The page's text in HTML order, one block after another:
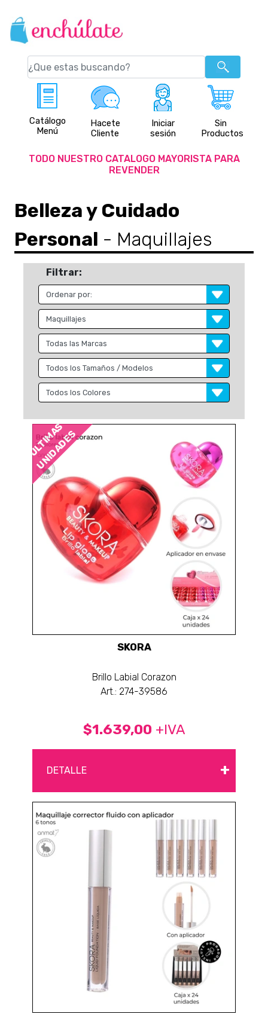
Catálogo
Menú
Hacete
Cliente
Iniciar
sesión
Sin
Productos
TODO NUESTRO CATALOGO MAYORISTA PARA
REVENDER
Belleza y Cuidado
Personal - Maquillajes
Filtrar:
ÚLTIMAS
UNIDADES
SKORA
Brillo Labial Corazon
Art.: 274-39586
$1.639,00 +IVA
DETALLE +